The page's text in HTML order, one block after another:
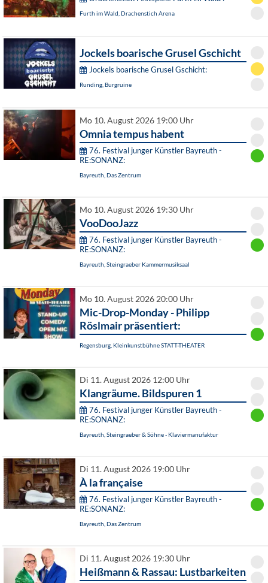
Furth im Wald, Drachenstich Arena
Jockels boarische Grusel Gschicht
Jockels boarische Grusel Gschicht:
Runding, Burgruine
Mo 10. August 2026 19:00 Uhr
Omnia tempus habent
76. Festival junger Künstler Bayreuth -
RE:SONANZ:
Bayreuth, Das Zentrum
Mo 10. August 2026 19:30 Uhr
VooDooJazz
76. Festival junger Künstler Bayreuth -
RE:SONANZ:
Bayreuth, Steingraeber Kammermusiksaal
Mo 10. August 2026 20:00 Uhr
Mic-Drop-Monday - Philipp
Röslmair präsentiert:
Regensburg, Kleinkunstbühne STATT-THEATER
Di 11. August 2026 12:00 Uhr
Klangräume. Bildspuren 1
76. Festival junger Künstler Bayreuth -
RE:SONANZ:
Bayreuth, Steingraeber & Söhne - Klaviermanufaktur
Di 11. August 2026 19:00 Uhr
À la française
76. Festival junger Künstler Bayreuth -
RE:SONANZ:
Bayreuth, Das Zentrum
Di 11. August 2026 19:30 Uhr
Heißmann & Rassau: Lustbarkeiten